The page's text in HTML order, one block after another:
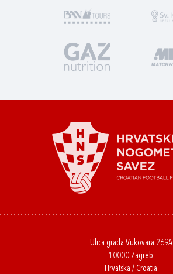
Ulica grada Vukovara 269A
10000 Zagreb
Hrvatska / Croatia